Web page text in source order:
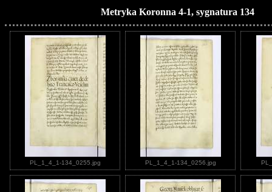
Metryka Koronna 4-1, sygnatura 134
PL_1_4_1-134_0255.jpg PL_1_4_1-134_0256.jpg